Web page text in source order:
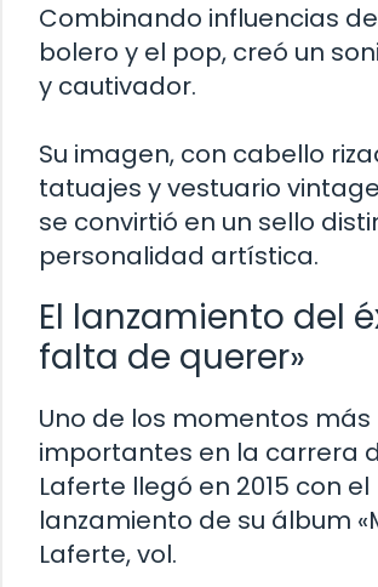
Combinando influencias
bolero y el pop, creó un
y cautivador.
Su imagen, con cabello
tatuajes y vestuario
se convirtió en un sello
personalidad artística.
El lanzamiento del
falta de querer»
Uno de los momentos más
importantes en la carrera
Laferte llegó en 2015 con el
lanzamiento de su álbum
Laferte, vol.